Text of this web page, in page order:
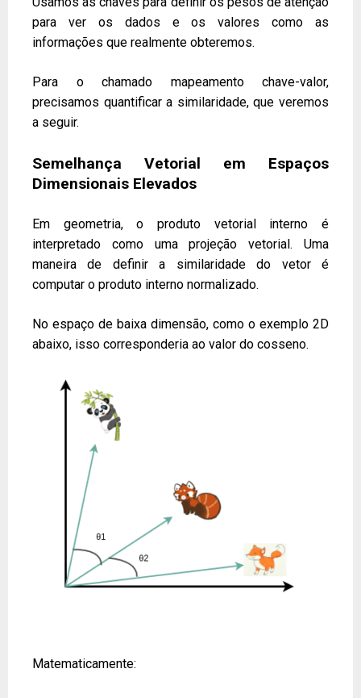
para ver os dados e os valores como as
informações que realmente obteremos.
Para o chamado mapeamento chave-valor,
precisamos quantificar a similaridade, que veremos
a seguir.
Semelhança Vetorial em Espaços
Dimensionais Elevados
Em geometria, o produto vetorial interno é
interpretado como uma projeção vetorial. Uma
maneira de definir a similaridade do vetor é
computar o produto interno normalizado.
No espaço de baixa dimensão, como o exemplo 2D
abaixo, isso corresponderia ao valor do cosseno.
Matematicamente: